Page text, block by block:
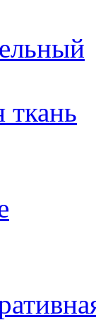
ткань